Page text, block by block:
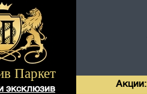
Паркет
эксклюзив
Акции: